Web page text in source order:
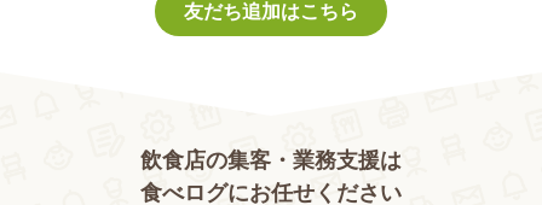
友だち追加はこちら
飲食店の集客・業務支援は
食べログにお任せください